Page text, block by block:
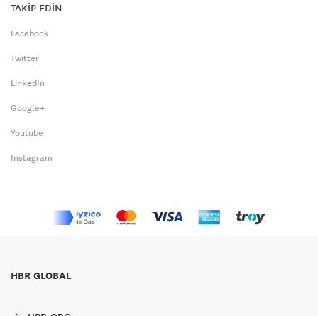
TAKİP EDİN
Facebook
Twitter
LinkedIn
Google+
Youtube
Instagram
HBR GLOBAL